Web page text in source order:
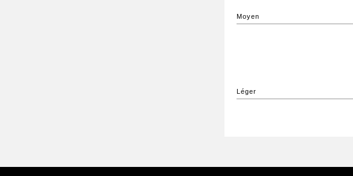
Moyen
Léger